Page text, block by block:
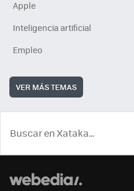
Apple
Inteligencia artificial
Empleo
VER MÁS TEMAS